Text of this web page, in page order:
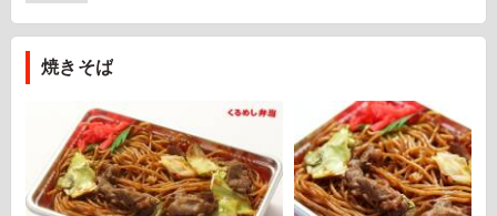
焼きそば